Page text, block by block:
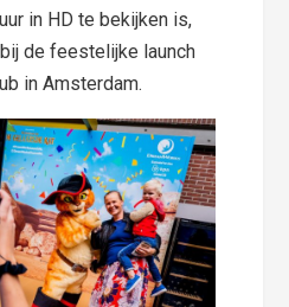
in HD te bekijken is,
de feestelijke launch
in Amsterdam.